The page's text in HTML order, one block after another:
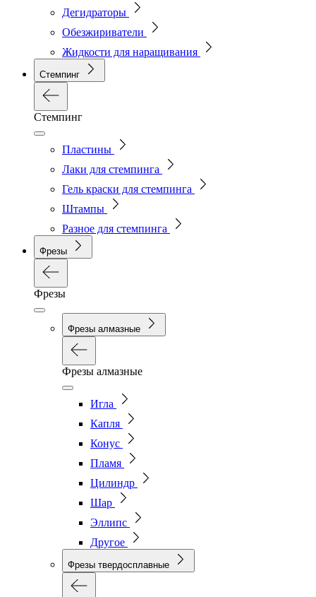
Дегидраторы
Обезжириватели
Жидкости для наращивания
Стемпинг
Стемпинг
Пластины
Лаки для стемпинга
Гель краски для стемпинга
Штампы
Разное для стемпинга
Фрезы
Фрезы
Фрезы алмазные
Фрезы алмазные
Игла
Капля
Конус
Пламя
Цилиндр
Шар
Эллипс
Другое
Фрезы твердосплавные